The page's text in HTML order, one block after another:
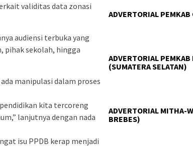
validitas data zonasi
audiensi terbuka yang
pihak sekolah, hingga
manipulasi dalam proses
kita tercoreng
lanjutnya dengan nada
isu PPDB kerap menjadi
ADVERTORIAL
ADVERTORIAL PEMKAB
(SUMATERA SELATAN)
ADVERTORIAL MITHA-
BREBES)